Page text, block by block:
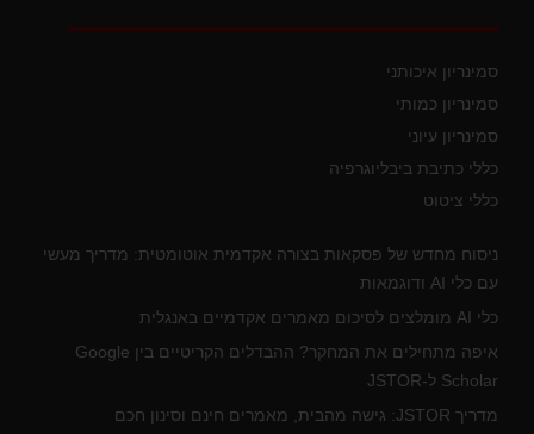
סמינריון איכותני
סמינריון כמותי
סמינריון עיוני
כללי כתיבת ביבליוגרפיה
כללי ציטוט
ניסוח מחדש של פסקאות בצורה אקדמית אוטומטית: מדריך מעשי
עם כלי AI ודוגמאות
כלי AI מומלצים לסיכום מאמרים אקדמיים באנגלית
איפה מתחילים את המחקר? ההבדלים הקריטיים בין Google
Scholar ל-JSTOR
מדריך JSTOR: גישה מהבית, מאמרים חינם וסינון חכם